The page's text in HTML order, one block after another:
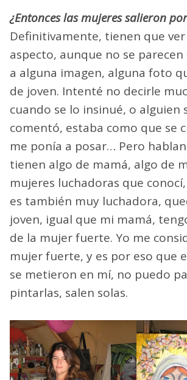
¿Entonces las mujeres salieron
Definitivamente, tienen que
aspecto, aunque no se
a alguna imagen, alguna foto
de joven. Intenté no decirle
cuando se lo insinué, o alguien
comentó, estaba como que se
me ponía a posar… Pero
tienen algo de mamá, algo de
mujeres luchadoras que
es también muy luchadora,
joven, igual que mi mamá,
de la mujer fuerte. Yo me
mujer fuerte, y es por eso que
se metieron en mí, no puedo
pintarlas, salen solas.